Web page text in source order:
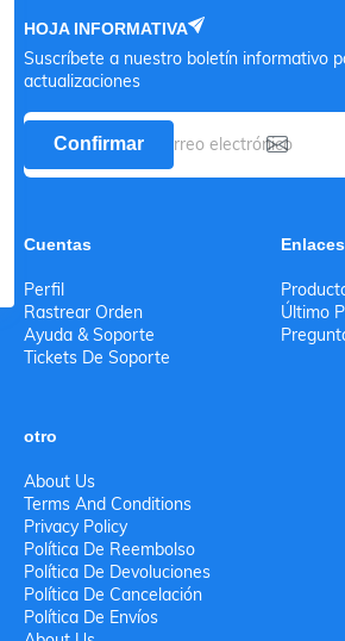
HOJA INFORMATIVA
Suscríbete a nuestro boletín informativo
actualizaciones
Confirmar
Cuentas
Perfil
Rastrear Orden
Ayuda & Soporte
Tickets De Soporte
Último
otro
About Us
Terms And Conditions
Privacy Policy
Política De Reembolso
Política De Devoluciones
Política De Cancelación
Política De Envíos